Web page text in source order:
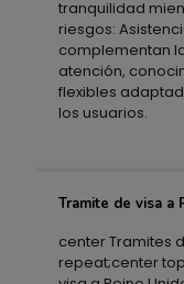
tranquilidad
riesgos:
complementan
atención,
flexibles
los usuarios.
Tramite de visa a
center Tramites
repeat;center